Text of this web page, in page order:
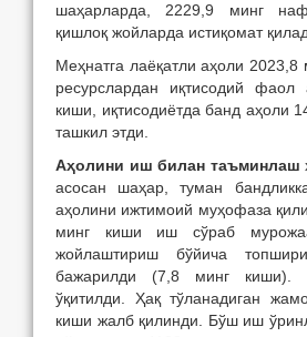
шаҳарларда, 2229,9 минг
қишлоқ жойларда истиқомат
Меҳнатга лаёқатли аҳоли
ресурслардан иқтисодий
киши, иқтисодиётда банд аҳоли
ташкил этди.
Аҳолини иш билан таъминлаш
асосан шаҳар, туман
аҳолини ижтимоий муҳофаза
минг киши иш сўраб
жойлаштириш бўйича
бажарилди (7,8 минг киши).
ўқитилди. Ҳақ тўланадиган
киши жалб қилинди. Бўш иш